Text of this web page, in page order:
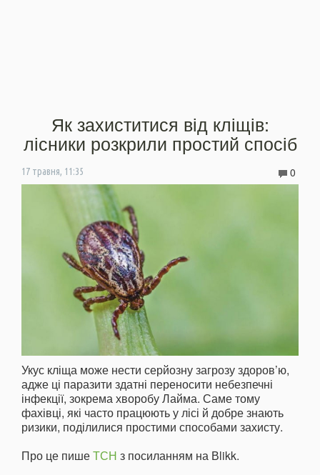
Як захиститися від кліщів:
лісники розкрили простий спосіб
17 травня, 11:35 0
Укус кліща може нести серйозну загрозу здоров’ю,
адже ці паразити здатні переносити небезпечні
інфекції, зокрема хворобу Лайма. Саме тому
фахівці, які часто працюють у лісі й добре знають
ризики, поділилися простими способами захисту.
Про це пишеТСН з посиланням на Вlikk.